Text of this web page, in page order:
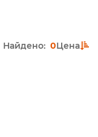
Найдено: 0Цена